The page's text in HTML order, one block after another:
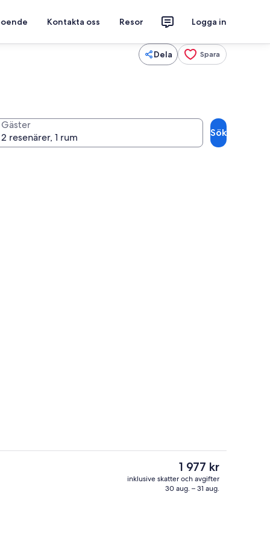
Kontakta oss Resor Logga in
Dela Spara
Gäster
Sök
Det
nuvarande
priset
1 977 kr
inklusive skatter och avgifter
30 aug. – 31 aug.